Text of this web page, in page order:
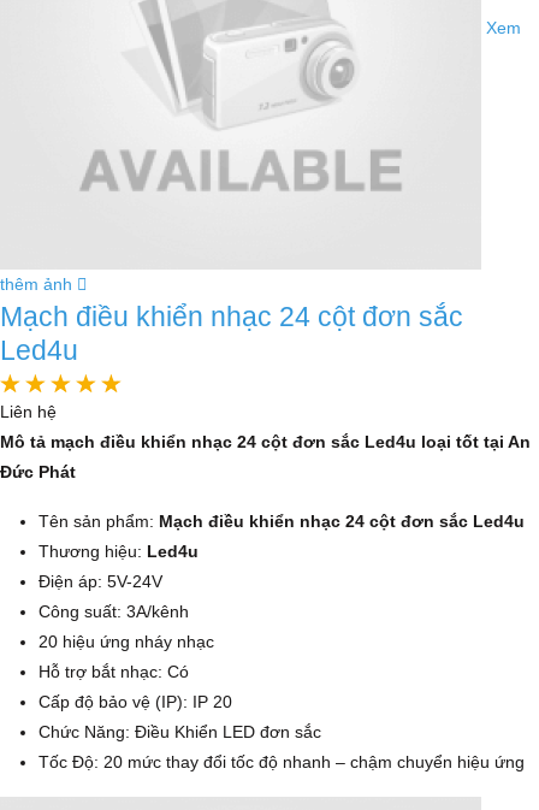
Xem
thêm ảnh
Mạch điều khiển nhạc 24 cột đơn sắc
Led4u
Liên hệ
Mô tả mạch điều khiển nhạc 24 cột đơn sắc Led4u loại tốt tại An
Đức Phát
Tên sản phẩm: Mạch điều khiển nhạc 24 cột đơn sắc Led4u
Thương hiệu: Led4u
Điện áp: 5V-24V
Công suất: 3A/kênh
20 hiệu ứng nháy nhạc
Hỗ trợ bắt nhạc: Có
Cấp độ bảo vệ (IP): IP 20
Chức Năng: Điều Khiển LED đơn sắc
Tốc Độ: 20 mức thay đổi tốc độ nhanh – chậm chuyển hiệu ứng